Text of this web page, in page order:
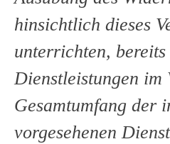
hinsichtlich dieses
unterrichten,
Dienstleistungen im
Gesamtumfang der
vorgesehenen